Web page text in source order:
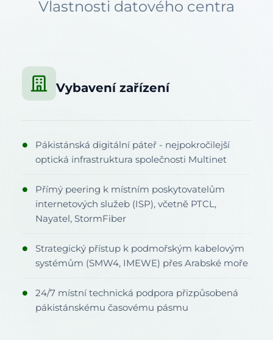
Vlastnosti datového centra
Vybavení zařízení
●
Pákistánská digitální páteř - nejpokročilejší
optická infrastruktura společnosti Multinet
●
Přímý peering k místním poskytovatelům
internetových služeb (ISP), včetně PTCL,
Nayatel, StormFiber
●
Strategický přístup k podmořským kabelovým
systémům (SMW4, IMEWE) přes Arabské moře
●
24/7 místní technická podpora přizpůsobená
pákistánskému časovému pásmu